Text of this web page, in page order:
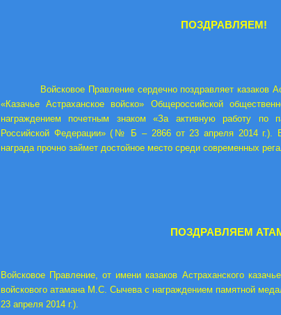
ПОЗДРАВЛЯЕМ!
Войсковое Правление сердечно поздравляет казаков
«Казачье Астраханское войско» Общероссийской
награждением почетным знаком «За активную работу по
Российской Федерации» (№ Б – 2866 от 23 апреля 2014 г.).
награда прочно займет достойное место среди современных
ПОЗДРАВЛЯЕМ
Войсковое Правление, от имени казаков Астраханского
войскового атамана М.С. Сычева с награждением памятной
23 апреля 2014 г.).